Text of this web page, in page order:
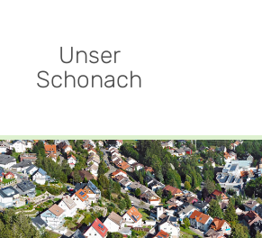
Unser
Schonach